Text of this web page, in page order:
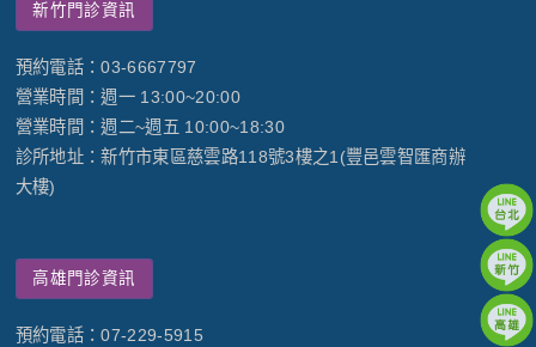
新竹門診資訊
預約電話：03-6667797
營業時間：週一 13:00~20:00
營業時間：週二~週五 10:00~18:30
診所地址：新竹市東區慈雲路118號3樓之1(豐邑雲智匯商辦
大樓)
高雄門診資訊
預約電話：07-229-5915